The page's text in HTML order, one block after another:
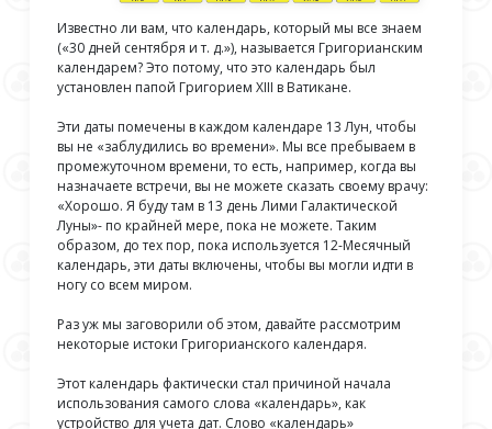
Известно ли вам, что календарь, который мы все знаем
(«30 дней сентября и т. д.»), называется Григорианским
календарем? Это потому, что это календарь был
установлен папой Григорием XIII в Ватикане.
Эти даты помечены в каждом календаре 13 Лун, чтобы
вы не «заблудились во времени». Мы все пребываем в
промежуточном времени, то есть, например, когда вы
назначаете встречи, вы не можете сказать своему врачу:
«Хорошо. Я буду там в 13 день Лими Галактической
Луны»- по крайней мере, пока не можете. Таким
образом, до тех пор, пока используется 12-Месячный
календарь, эти даты включены, чтобы вы могли идти в
ногу со всем миром.
Раз уж мы заговорили об этом, давайте рассмотрим
некоторые истоки Григорианского календаря.
Этот календарь фактически стал причиной начала
использования самого слова «календарь», как
устройство для учета дат. Слово «календарь»